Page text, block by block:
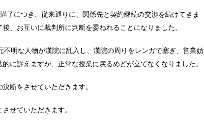
了につき、従来通りに、関係先と契約継続の交渉を続けてきま
、お互いに裁判所に判断を委ねれることになりました。
不明な人物が漢院に乱入し、漢院の周りをレンガで塞ぎ、営業妨
に訴えますが、正常な授業に戻るめどが立てなくなりました。
断をさせていただきます。
せていただきます。